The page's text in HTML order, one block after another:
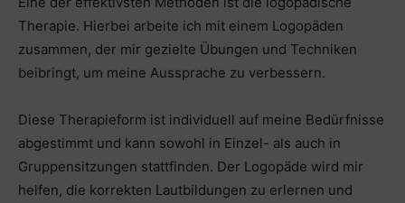
Therapie. Hierbei arbeite ich mit einem Logopäden
zusammen, der mir gezielte Übungen und Techniken
beibringt, um meine Aussprache zu verbessern.
Diese Therapieform ist individuell auf meine Bedürfnisse
abgestimmt und kann sowohl in Einzel- als auch in
Gruppensitzungen stattfinden. Der Logopäde wird mir
helfen, die korrekten Lautbildungen zu erlernen und